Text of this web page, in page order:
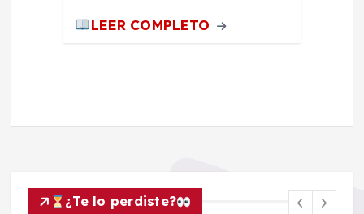
LEER COMPLETO
¿Te lo perdiste?